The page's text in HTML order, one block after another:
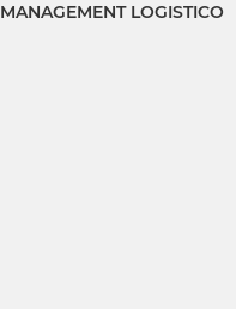
MANAGEMENT LOGISTICO